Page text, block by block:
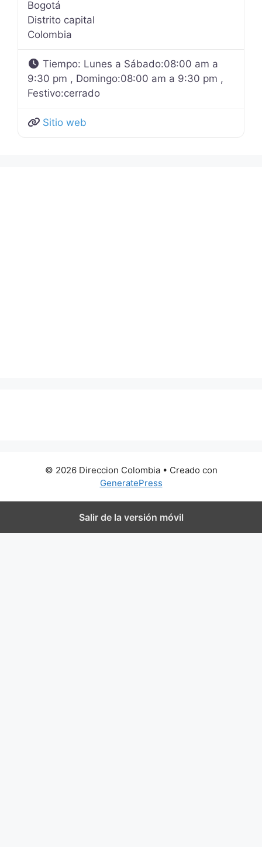
Bogotá
Distrito capital
Colombia
Tiempo: Lunes a Sábado:08:00 am a
9:30 pm , Domingo:08:00 am a 9:30 pm ,
Festivo:cerrado
Sitio web
© 2026 Direccion Colombia• Creado con
GeneratePress
Salir de la versión móvil